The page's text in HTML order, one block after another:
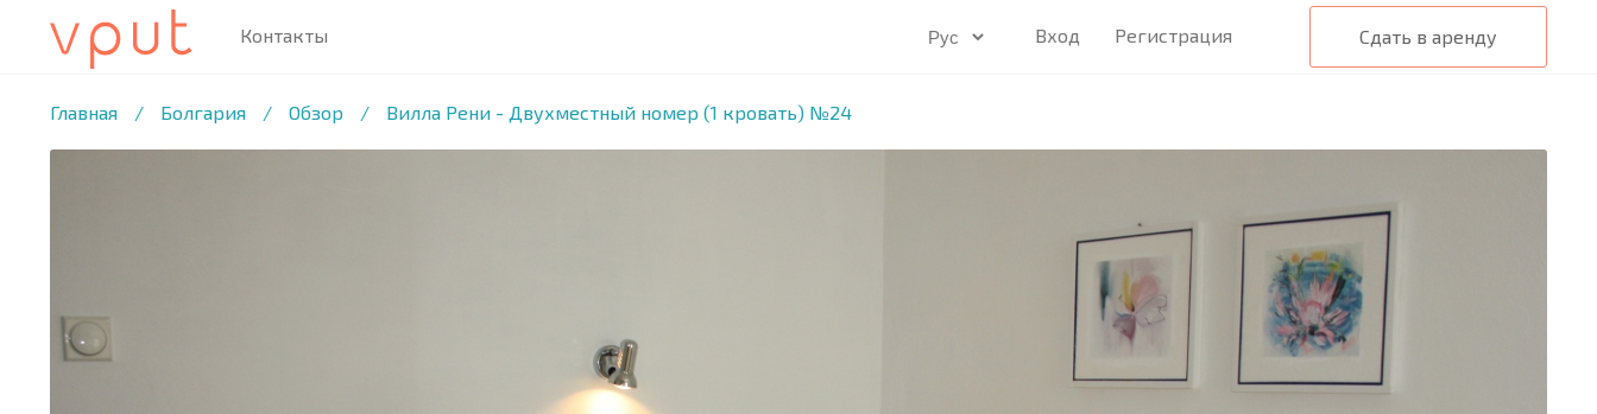
Сдать в аренду
Вход Регистрация
Контакты
Главная / Болгария / Обзор / Вилла Рени - Двухместный номер (1 кровать) №24
1 /10 ФОТО